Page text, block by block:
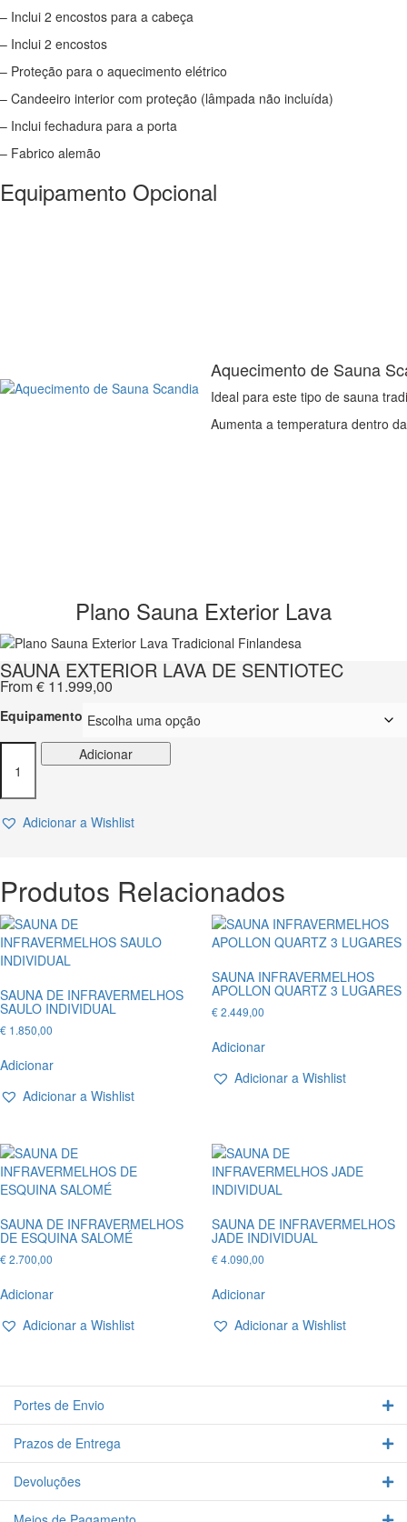
– Inclui 2 encostos para a cabeça
– Inclui 2 encostos
– Proteção para o aquecimento elétrico
– Candeeiro interior com proteção (lâmpada não incluída)
– Inclui fechadura para a porta
– Fabrico alemão
Equipamento Opcional
Aquecimento de Sauna
Ideal para este tipo de sauna
Aumenta a temperatura dentro
Plano Sauna Exterior Lava
SAUNA EXTERIOR LAVA DE SENTIOTEC
From€ 11.999,00
Equipamento
Quantidade
EXTERIOR
LAVA
Adicionar
Adicionar a Wishlist
Produtos Relacionados
SAUNA DE INFRAVERMELHOS
SAULO INDIVIDUAL
€ 1.850,00
Adicionar
Adicionar a Wishlist
SAUNA INFRAVERMELHOS
APOLLON QUARTZ 3 LUGARES
€2.449,00
Adicionar
Adicionar a Wishlist
SAUNA DE INFRAVERMELHOS
DE ESQUINA SALOMÉ
€2.700,00
Adicionar
Adicionar a Wishlist
SAUNA DE INFRAVERMELHOS
JADE INDIVIDUAL
€4.090,00
Adicionar
Adicionar a Wishlist
Portes de Envio
Prazos de Entrega
Devoluções